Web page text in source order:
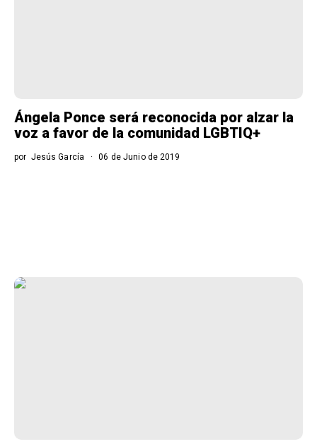
Ángela Ponce será reconocida por alzar la
voz a favor de la comunidad LGBTIQ+
por Jesús García 06 de Junio de 2019